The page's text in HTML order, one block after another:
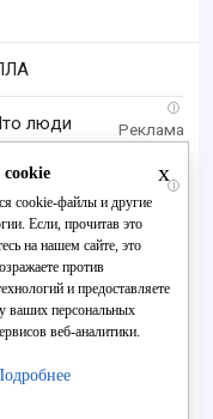
i
люди
i
вы
базовую
человек
x
cookie
cookie-файлы и другие
Если, прочитав это
на нашем сайте, это
против
и предоставляете
ваших персональных
веб-аналитики.